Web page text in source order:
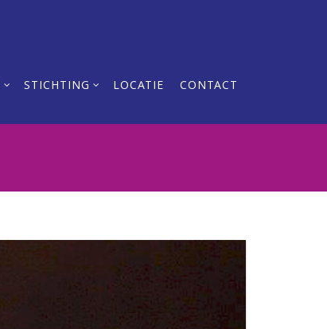
STICHTING LOCATIE CONTACT